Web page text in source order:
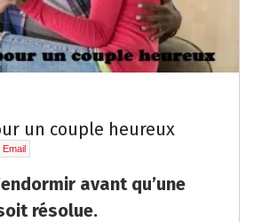
un couple heureux
Email
avant qu’une
résolue.